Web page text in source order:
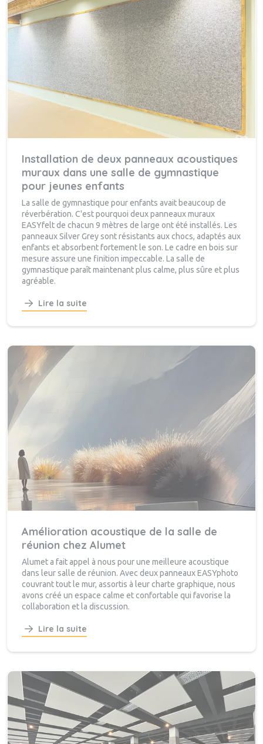
Installation de deux panneaux acoustiques
muraux dans une salle de gymnastique
pour jeunes enfants
La salle de gymnastique pour enfants avait beaucoup de
réverbération. C'est pourquoi deux panneaux muraux
EASYfelt de chacun 9 mètres de large ont été installés. Les
panneaux Silver Grey sont résistants aux chocs, adaptés aux
enfants et absorbent fortement le son. Le cadre en bois sur
mesure assure une finition impeccable. La salle de
gymnastique paraît maintenant plus calme, plus sûre et plus
agréable.
Lire la suite
Amélioration acoustique de la salle de
réunion chez Alumet
Alumet a fait appel à nous pour une meilleure acoustique
dans leur salle de réunion. Avec deux panneaux EASYphoto
couvrant tout le mur, assortis à leur charte graphique, nous
avons créé un espace calme et confortable qui favorise la
collaboration et la discussion.
Lire la suite